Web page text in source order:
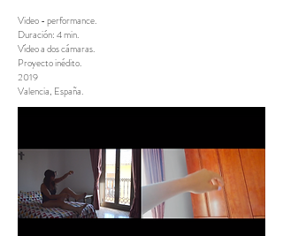
Video - performance.
Duración: 4 min.
Vídeo a dos cámaras.
Proyecto inédito.
2019
Valencia, España.